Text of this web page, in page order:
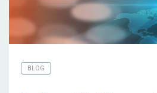
BLOG